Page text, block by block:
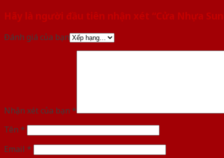
Hãy là người đầu tiên nhận xét “Cửa Nhựa
Đánh giá của bạn
Nhận xét của bạn *
Tên *
Email *